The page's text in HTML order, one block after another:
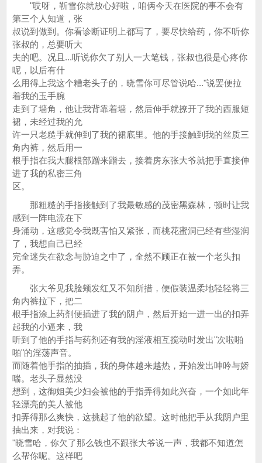
"哎呀，靳雪你就放心好啦，咱俩今天在医院的事不会有
第三个人知道，张
叔说到做到。你看诊断证明上都写了，要尽快给药，你不听你
张叔的，总要听大
夫的吧。况且...听说你欠了别人一大笔钱，张叔也很是心疼你
呢，以后有什
么用得上我这个糟老头子的，晓雪你可尽管说哈..."说罢便拉
着我的玉手腕
走到了墙角，他让我背靠着墙，然后伸手就撩开了我的西服短
裙，未经过我的允
许一只老糙手就伸到了我的裙底里。他的手接触到我的丝质三
角内裤，然后用一
根手指在我大腿根部蹭来蹭去，接着房东张大爷就把手直接伸
进了我的私密三角
区。
那粗糙的手指接触到了我最敏感的茂密黑森林，顿时让我
感到一阵电流在下
身涌动，这感觉令我既害怕又紧张，而桃花蜜洞已经有些湿润
了，我想自己已经
完全迷失在欲念与胁迫之中了，全然不顾正在被一个老头扣
弄。
张大爷见我脸颊发红又不知所措，便假装温柔地轻轻将三
角内裤拉下，把二
根手指涂上药剂便插进了我的阴户，然后开始一进一出的扣弄
起我的小逼来，我
听到了他的手指与药剂还有我的淫液相互搅动时发出"次啦啪
啪"的淫荡声音。
而随着他手指的抽插，我的身体越来越热，开始发出呻吟与娇
喘。老头子显然没
想到，这御姐美少妇会被他的手指弄得如此兴奋，一个如此年
轻漂亮的美人被他
扣弄得那么爽快，这挑起了他的欲望。这时他把手从我阴户里
抽出来，对我说：
"晓雪哈，你欠了那么钱也不跟张大爷说一声，我都不知道怎
么帮你呢。这样吧